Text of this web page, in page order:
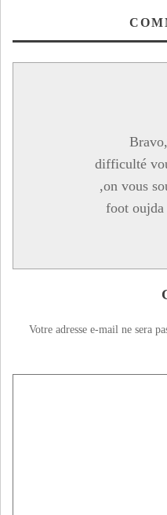
difficulté
,on vous
foot oujda
Votre adresse e-mail ne sera